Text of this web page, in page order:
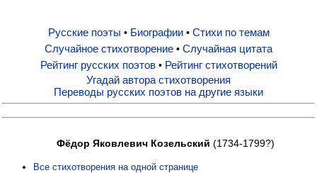
Русские поэты
Биографии
Стихи по темам
Случайное стихотворение
Русские поэты • Биографии• Стихи по темам
Случайное стихотворение • Случайная цитата
Рейтинг русских поэтов• Рейтинг стихотворений
Угадай автора стихотворения
Переводы русских поэтов на другие языки
Фёдор Яковлевич Козельский (1734-1799?)
Все стихотворения на одной странице